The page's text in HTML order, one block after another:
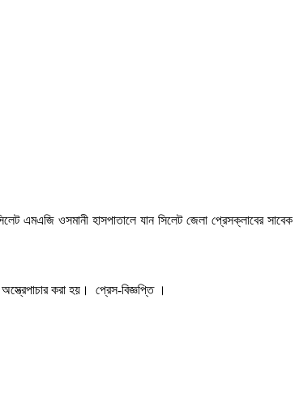
এমএজি ওসমানী হাসপাতালে যান সিলেট জেলা প্রেসক্লাবের সাবেক
করা হয়। প্রেস-বিজ্ঞপ্তি ।